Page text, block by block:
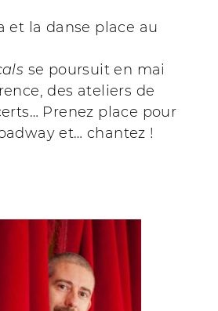
et la danse place au
se poursuit en mai
des ateliers de
Prenez place pour
et… chantez !